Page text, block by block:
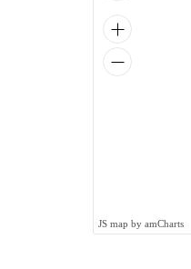
JS map by amCharts